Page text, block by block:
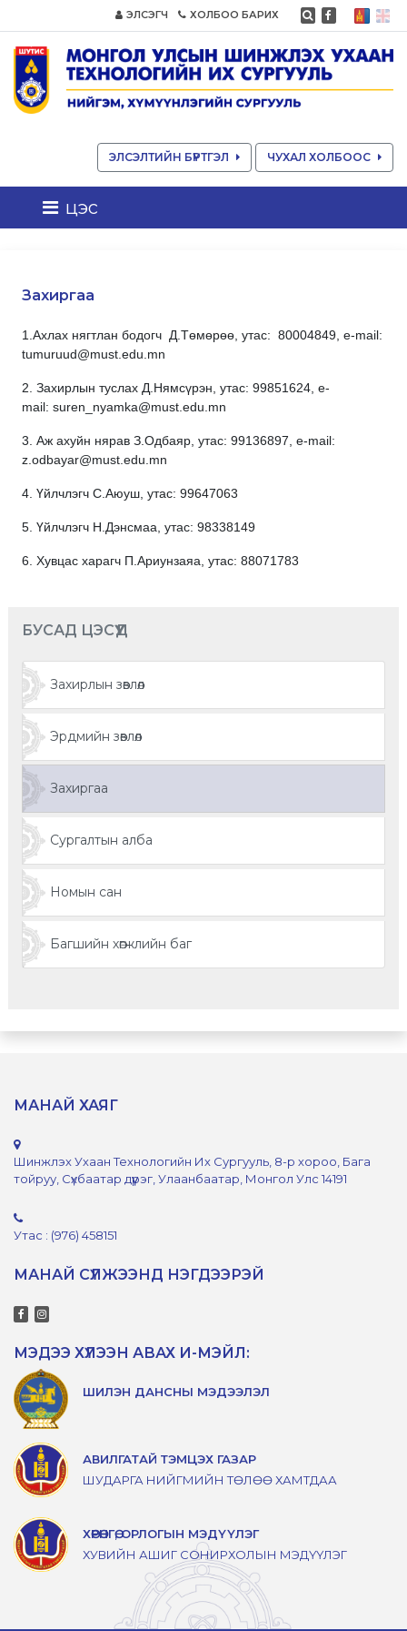
ЭЛСЭГЧ ХОЛБОО БАРИХ
ЭЛСЭЛТИЙН БҮРТГЭЛ ЧУХАЛ ХОЛБООС
цэс
Захиргаа
1.Ахлах нягтлан бодогч Д.Төмөрөө, утас: 80004849, e-mail:
tumuruud@must.edu.mn
2. Захирлын туслах Д.Нямсүрэн, утас: 99851624, е-
mail: suren_nyamka@must.edu.mn
3. Аж ахуйн нярав З.Одбаяр, утас: 99136897, e-mail:
z.odbayar@must.edu.mn
4. Үйлчлэгч С.Аюуш, утас: 99647063
5. Үйлчлэгч Н.Дэнсмаа, утас: 98338149
6. Хувцас харагч П.Ариунзаяа, утас: 88071783
БУСАД ЦЭСҮҮД
Захирлын зөвлөл
Эрдмийн зөвлөл
Захиргаа
Сургалтын алба
Номын сан
Багшийн хөгжлийн баг
МАНАЙ ХАЯГ
Шинжлэх Ухаан Технологийн Их Сургууль, 8-р хороо, Бага
тойруу, Сүхбаатар дүүрэг, Улаанбаатар, Монгол Улс 14191
Утас : (976) 458151
МАНАЙ СҮЛЖЭЭНД НЭГДЭЭРЭЙ
МЭДЭЭ ХҮЛЭЭН АВАХ И-МЭЙЛ:
ШИЛЭН ДАНСНЫ МЭДЭЭЛЭЛ
АВИЛГАТАЙ ТЭМЦЭХ ГАЗАР
ШУДАРГА НИЙГМИЙН ТӨЛӨӨ ХАМТДАА
ХӨРӨНГӨ, ОРЛОГЫН МЭДҮҮЛЭГ
ХУВИЙН АШИГ СОНИРХОЛЫН МЭДҮҮЛЭГ